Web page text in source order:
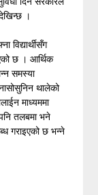
।
छ । आर्थिक
समस्या
थालेको
माध्यममा
तलबमा भने
गराइएको छ भन्ने